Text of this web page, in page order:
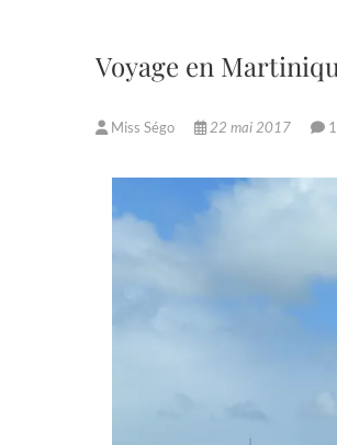
Voyage en
Miss Ségo 22 mai 2017